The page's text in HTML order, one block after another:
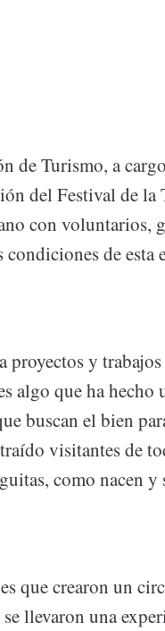
de Turismo, a
del Festival de la
con voluntarios,
de esta
y trabajos
algo que ha hecho
buscan el bien
visitantes de
como nacen y
que crearon un
llevaron una